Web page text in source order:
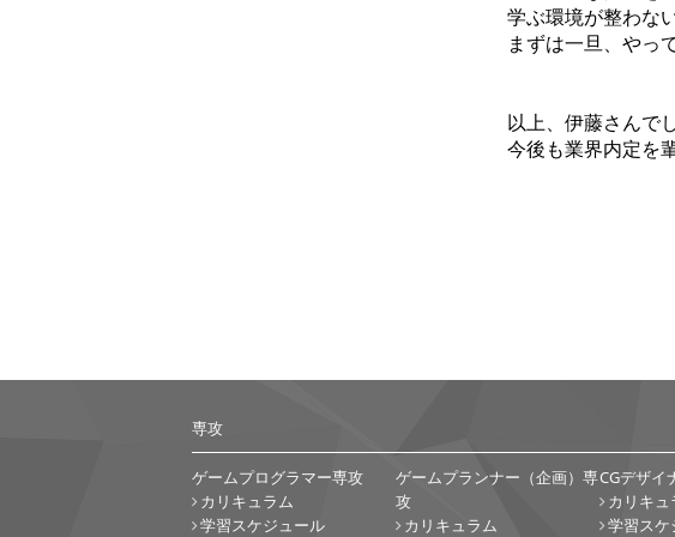
学ぶ環境が整わな
まずは一旦、やっ
以上、伊藤さんで
今後も業界内定を
専攻
ゲームプログラマー専攻
カリキュラム
学習スケジュール
ゲームプランナー（企画）専
攻
カリキュラム
CGデザイ
カリキュ
学習スケ